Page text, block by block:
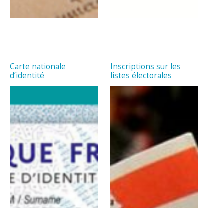
Carte nationale
d’identité
Inscriptions sur les
listes électorales